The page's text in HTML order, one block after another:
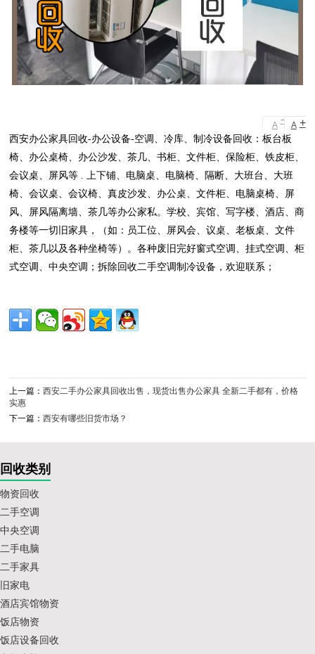
A - A +
西安办公家具回收-办公设备-空调、冷库、制冷设备回收：板台板
椅、办公桌椅、办公沙发、茶几、书柜、文件柜、保险柜、铁皮柜、
会议桌、屏风等 . 上下铺、电脑桌、电脑椅、隔断、大班台、大班
椅、会议桌、会议椅、真皮沙发、办公桌、文件柜、电脑桌椅、屏
风、屏风隔离墙、茶几等办公家私。学校、宾馆、写字楼、酒店、商
务楼等一切旧家具，（如：员工位、屏风会、议桌、老板桌、文件
柜、茶几以及各种坐椅等）。各种废旧完好窗式空调、挂式空调、柜
式空调、中央空调；拆除回收二手空调制冷设备，欢迎联系；
上一篇：西安二手办公家具回收出售，现货出售办公家具 全新二手都有，价格
实惠
下一篇：西安有哪些旧货市场？
回收类别
物资回收
二手空调
中央空调
二手电脑
二手家具
旧家电
酒店宾馆物资
饭店物资
饭店设备回收